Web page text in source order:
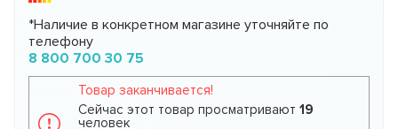
*Наличие в конкретном магазине уточняйте по
телефону
8 800 700 30 75
Товар заканчивается!
Сейчас этот товар просматривают 19
человек